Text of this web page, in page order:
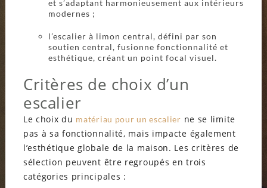
et s’adaptant harmonieusement aux intérieurs
modernes ;
l’escalier à limon central, défini par son
soutien central, fusionne fonctionnalité et
esthétique, créant un point focal visuel.
Critères de choix d’un
escalier
Le choix du matériau pour un escalier ne se limite
pas à sa fonctionnalité, mais impacte également
l’esthétique globale de la maison. Les critères de
sélection peuvent être regroupés en trois
catégories principales :